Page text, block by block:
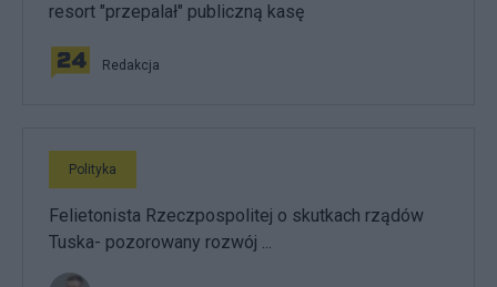
resort "przepalał" publiczną kasę
Redakcja
Polityka
Felietonista Rzeczpospolitej o skutkach rządów
Tuska- pozorowany rozwój ...